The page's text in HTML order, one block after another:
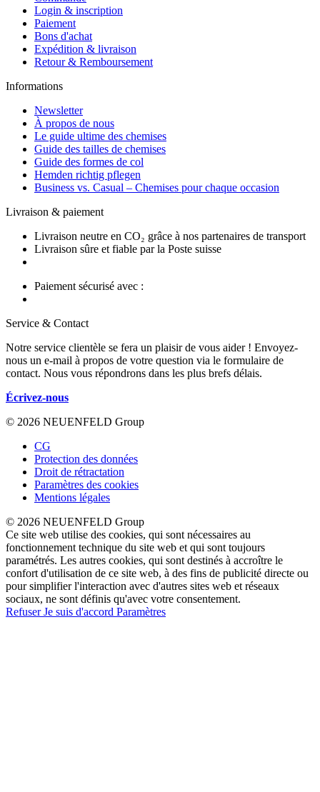
Login & inscription
Paiement
Bons d'achat
Expédition & livraison
Retour & Remboursement
Informations
Newsletter
À propos de nous
Le guide ultime des chemises
Guide des tailles de chemises
Guide des formes de col
Hemden richtig pflegen
Business vs. Casual – Chemises pour chaque occasion
Livraison & paiement
Livraison neutre en CO₂ grâce à nos partenaires de transport
Livraison sûre et fiable par la Poste suisse
Paiement sécurisé avec :
Service & Contact
Notre service clientèle se fera un plaisir de vous aider ! Envoyez-
nous un e-mail à propos de votre question via le formulaire de
contact. Nous vous répondrons dans les plus brefs délais.
Écrivez-nous
© 2026 NEUENFELD Group
CG
Protection des données
Droit de rétractation
Paramètres des cookies
Mentions légales
© 2026 NEUENFELD Group
Ce site web utilise des cookies, qui sont nécessaires au
fonctionnement technique du site web et qui sont toujours
paramétrés. Les autres cookies, qui sont destinés à accroître le
confort d'utilisation de ce site web, à des fins de publicité directe ou
pour simplifier l'interaction avec d'autres sites web et réseaux
sociaux, ne sont définis qu'avec votre consentement.
RefuserJe suis d'accord Paramètres